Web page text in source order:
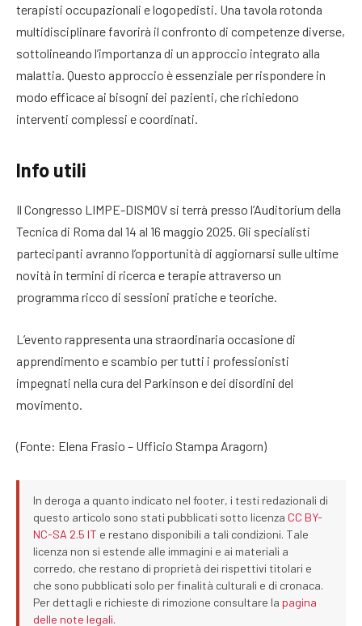
terapisti occupazionali e logopedisti. Una tavola rotonda
multidisciplinare favorirà il confronto di competenze diverse,
sottolineando l’importanza di un approccio integrato alla
malattia. Questo approccio è essenziale per rispondere in
modo efficace ai bisogni dei pazienti, che richiedono
interventi complessi e coordinati.
Info utili
Il Congresso LIMPE-DISMOV si terrà presso l’Auditorium della
Tecnica di Roma dal 14 al 16 maggio 2025. Gli specialisti
partecipanti avranno l’opportunità di aggiornarsi sulle ultime
novità in termini di ricerca e terapie attraverso un
programma ricco di sessioni pratiche e teoriche.
L’evento rappresenta una straordinaria occasione di
apprendimento e scambio per tutti i professionisti
impegnati nella cura del Parkinson e dei disordini del
movimento.
(Fonte: Elena Frasio – Ufficio Stampa Aragorn)
In deroga a quanto indicato nel footer, i testi redazionali di
questo articolo sono stati pubblicati sotto licenza CC BY-
NC-SA 2.5 IT e restano disponibili a tali condizioni. Tale
licenza non si estende alle immagini e ai materiali a
corredo, che restano di proprietà dei rispettivi titolari e
che sono pubblicati solo per finalità culturali e di cronaca.
Per dettagli e richieste di rimozione consultare la pagina
delle note legali.